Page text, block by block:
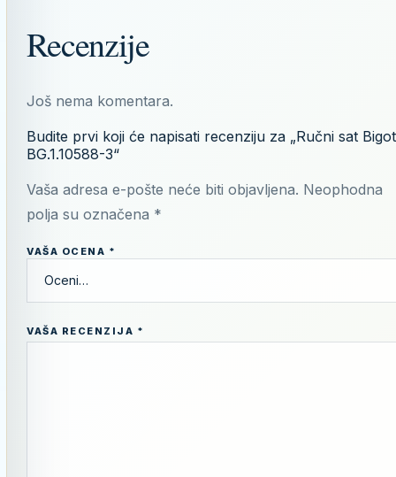
Recenzije
Još nema komentara.
Budite prvi koji će napisati recenziju za „Ručni sat
BG.1.10588-3“
Vaša adresa e-pošte neće biti objavljena. Neophodna
polja su označena *
VAŠA OCENA *
VAŠA RECENZIJA *